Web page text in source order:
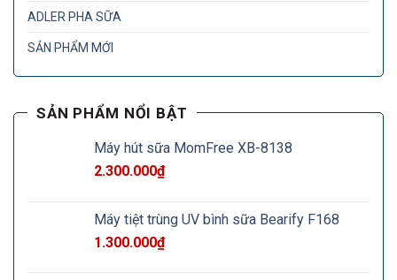
ADLER PHA SỮA
SẢN PHẨM MỚI
SẢN PHẨM NỔI BẬT
Máy hút sữa MomFree XB-8138
2.300.000₫
Máy tiệt trùng UV bình sữa Bearify F168
1.300.000₫